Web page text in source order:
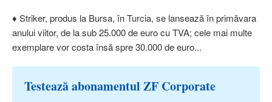
♦ Striker, produs la Bursa, în Turcia, se lansează în primăvara
anului viitor, de la sub 25.000 de euro cu TVA; cele mai multe
exemplare vor costa însă spre 30.000 de euro...
Testează abonamentul ZF Corporate